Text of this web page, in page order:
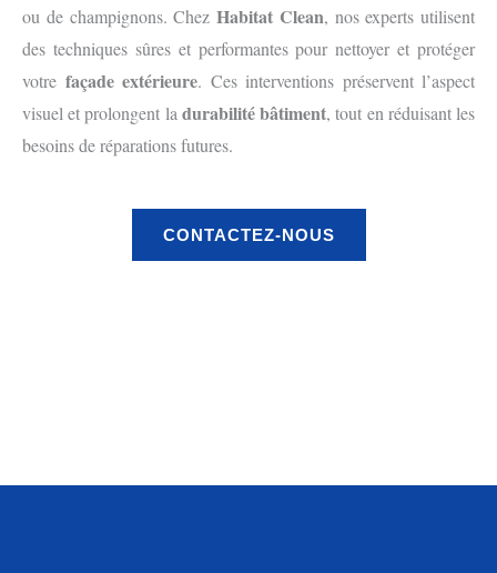
ou de champignons. Chez Habitat Clean, nos experts utilisent
des techniques sûres et performantes pour nettoyer et protéger
votre façade extérieure. Ces interventions préservent l’aspect
visuel et prolongent la durabilité bâtiment, tout en réduisant les
besoins de réparations futures.
CONTACTEZ-NOUS